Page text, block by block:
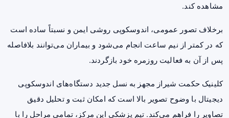
مشاهده کند.
برخلاف تصور عمومی، اندوسکوپی روشی ایمن و نسبتاً ساده است
که در کمتر از نیم ساعت انجام می‌شود و بیماران می‌توانند بلافاصله
پس از آن به فعالیت روزمره خود بازگردند.
کلینیک حکمت شیراز مجهز به نسل جدید دستگاه‌های اندوسکوپی
دیجیتال با وضوح تصویر بالا است که امکان ثبت و تحلیل دقیق
تصاویر را فراهم می‌کند. تیم پزشکی این مرکز، تمامی مراحل را با